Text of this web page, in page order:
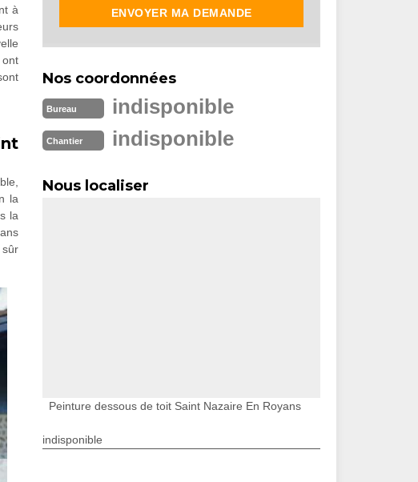
à
ont
la
la
sûr
Nos coordonnées
Bureau indisponible
Chantier indisponible
Nous localiser
Peinture dessous de toit Saint Nazaire En Royans
indisponible